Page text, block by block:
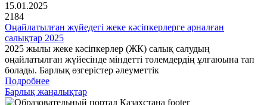
15.01.2025
2184
Оңайлатылған жүйедегі жеке кәсіпкерлерге арналған
салықтар 2025
2025 жылы жеке кәсіпкерлер (ЖК) салық салудың
оңайлатылған жүйесінде міндетті төлемдердің ұлғаюына тап
болады. Барлық өзгерістер әлеуметтік
Подробнее
Барлық жаңалықтар